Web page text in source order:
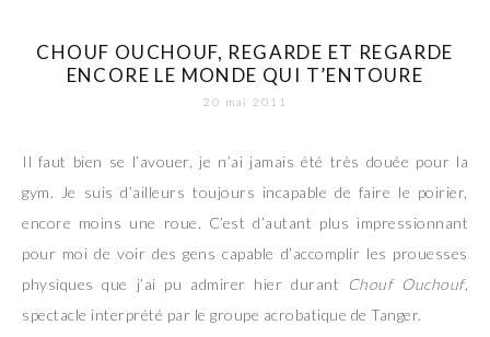
CHOUF OUCHOUF, REGARDE ET REGARDE
ENCORE LE MONDE QUI T’ENTOURE
20 mai 2011
Il faut bien se l’avouer, je n’ai jamais été très douée pour la
gym. Je suis d’ailleurs toujours incapable de faire le poirier,
encore moins une roue. C’est d’autant plus impressionnant
pour moi de voir des gens capable d’accomplir les prouesses
physiques que j’ai pu admirer hier durant
Chouf Ouchouf,
spectacle interprété par le groupe acrobatique de Tanger.